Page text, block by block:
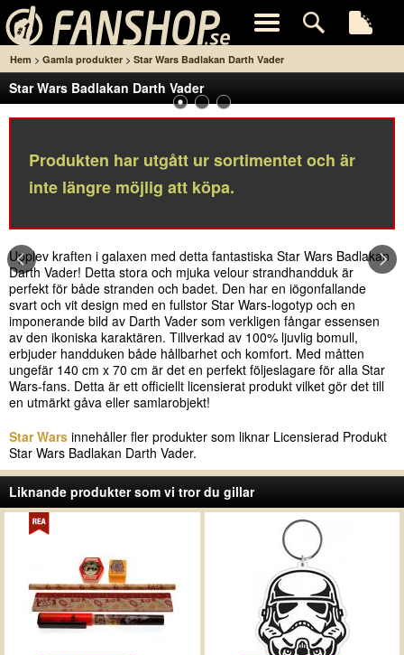
Hem > Gamla produkter > Star Wars Badlakan Darth Vader
Star Wars Badlakan Darth Vader
Produkten har utgått ur sortimentet och är
inte längre möjlig att köpa.
Upplev kraften i galaxen med detta fantastiska Star Wars Badlakan
Darth Vader! Detta stora och mjuka velour strandhandduk är
perfekt för både stranden och badet. Den har en iögonfallande
svart och vit design med en fullstor Star Wars-logotyp och en
imponerande bild av Darth Vader som verkligen fångar essensen
av den ikoniska karaktären. Tillverkad av 100% ljuvlig bomull,
erbjuder handduken både hållbarhet och komfort. Med måtten
ungefär 140 cm x 70 cm är det en perfekt följeslagare för alla Star
Wars-fans. Detta är ett officiellt licensierat produkt vilket gör det till
en utmärkt gåva eller samlarobjekt!
Star Wars innehåller fler produkter som liknar Licensierad Produkt
Star Wars Badlakan Darth Vader.
Liknande produkter som vi tror du gillar